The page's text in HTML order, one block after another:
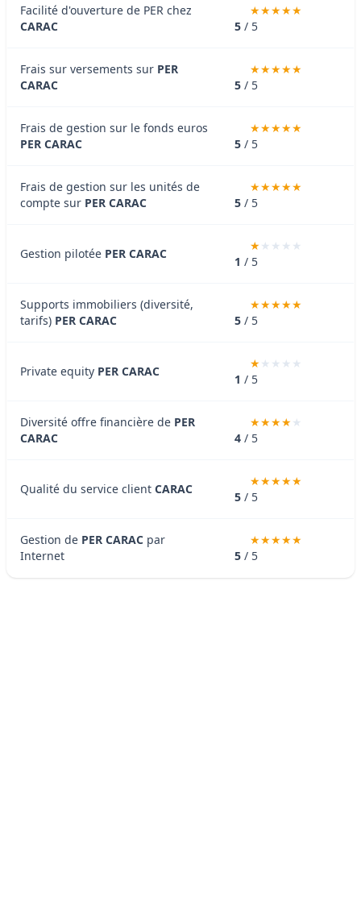
Facilité d'ouverture de PER chez
CARAC
5 / 5
Frais sur versements sur PER
CARAC
5 / 5
Frais de gestion sur le fonds euros
PER CARAC
5 / 5
Frais de gestion sur les unités de
compte sur PER CARAC 5 / 5
Gestion pilotée PER CARAC
1 / 5
Supports immobiliers (diversité,
tarifs) PER CARAC 5 / 5
Private equity PER CARAC
1 / 5
Diversité offre financière de PER
CARAC
4 / 5
Qualité du service client CARAC
5 / 5
Gestion de PER CARAC par
Internet
5 / 5